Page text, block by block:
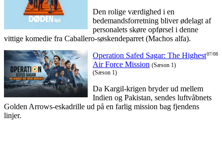
Den rolige værdighed i en
bedemandsforretning bliver ødelagt af
personalets skøre opførsel i denne
vittige komedie fra Caballero-søskendeparret (Machos alfa).
07/08
Operation Safed Sagar: The Highest
Air Force Mission (Sæson 1)
(Sæson 1)
Da Kargil-krigen bryder ud mellem
Indien og Pakistan, sendes luftvåbnets
Golden Arrows-eskadrille ud på en farlig mission bag fjendens
linjer.